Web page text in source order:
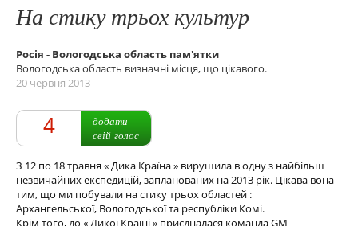
На стику трьох культур
Росія - Вологодська область пам'ятки
Вологодська область визначні місця, що цікавого.
20 червня 2013
4
додати
свій голос
З 12 по 18 травня « Дика Країна » вирушила в одну з найбільш
незвичайних експедицій, запланованих на 2013 рік. Цікава вона
тим, що ми побували на стику трьох областей :
Архангельської, Вологодської та республіки Комі.
Крім того, до « Дикої Країні » приєдналася команда GM-